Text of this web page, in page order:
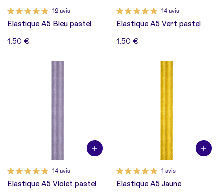
12 avis
Élastique A5 Bleu pastel
1,50 €
14 avis
Élastique A5 Vert pastel
1,50 €
14 avis
Élastique A5 Violet pastel
1 avis
Élastique A5 Jaune